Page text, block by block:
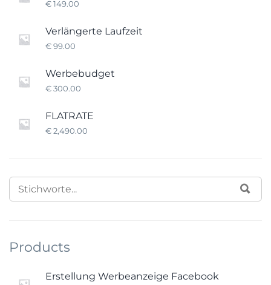
€149.00
Verlängerte Laufzeit
€99.00
Werbebudget
€300.00
FLATRATE
€2,490.00
SEARCH
FOR:
Products
Erstellung Werbeanzeige Facebook